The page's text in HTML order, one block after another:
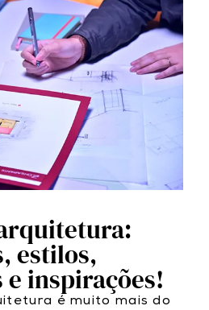
estilos,
inspirações!
é muito mais do